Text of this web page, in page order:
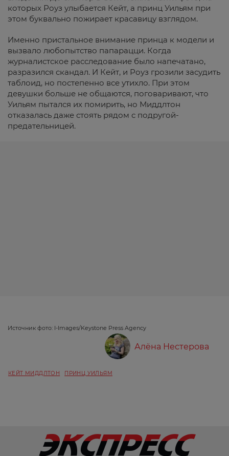
которых Роуз улыбается Кейт, а принц Уильям при
этом буквально пожирает красавицу взглядом.
Именно пристальное внимание принца к модели и
вызвало любопытство папарацци. Когда
журналистское расследование было напечатано,
разразился скандал. И Кейт, и Роуз грозили засудить
таблоид, но постепенно все утихло. При этом
девушки больше не общаются, поговаривают, что
Уильям пытался их помирить, но Миддлтон
отказалась даже стоять рядом с подругой-
предательницей.
Источник фото: I-Images/Keystone Press Agency
Алёна Нестерова
КЕЙТ МИДДЛТОН ПРИНЦ УИЛЬЯМ